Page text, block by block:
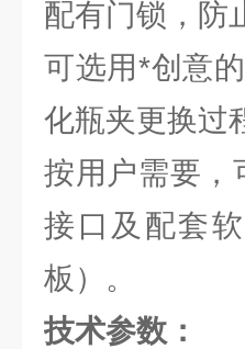
配有门锁，防
可选用*创意
化瓶夹更换过
按用户需要，
接口及配套
板）。
技术参数：